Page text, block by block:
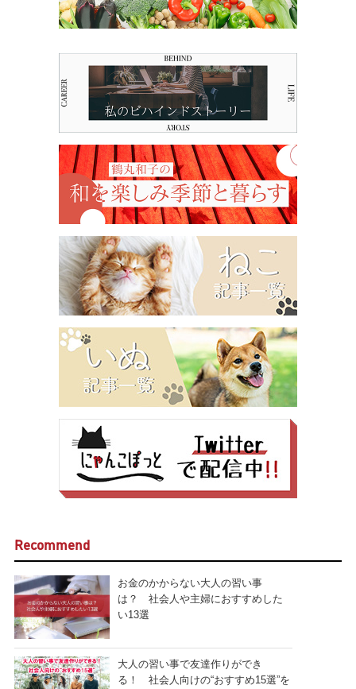
Recommend
お金のかからない大人の習い事
は？ 社会人や主婦におすすめした
い13選
大人の習い事で友達作りができ
る！ 社会人向けの“おすすめ15選”を